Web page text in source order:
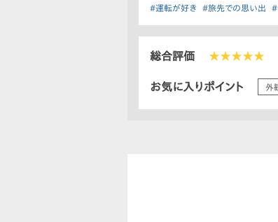
#運転が好き #旅先での思い出 #
総合評価 ★★★★★
お気に入りポイント 外